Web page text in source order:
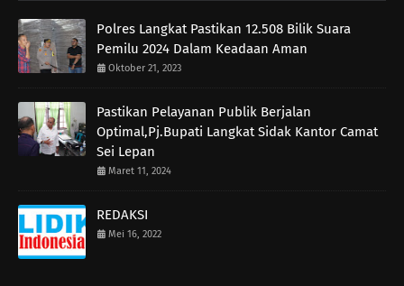
Polres Langkat Pastikan 12.508 Bilik Suara
Pemilu 2024 Dalam Keadaan Aman
Oktober 21, 2023
Pastikan Pelayanan Publik Berjalan
Optimal,Pj.Bupati Langkat Sidak Kantor Camat
Sei Lepan
Maret 11, 2024
REDAKSI
Mei 16, 2022